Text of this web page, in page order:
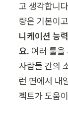
고 생각합니
량은 기본이
니케이션 능
요. 여러 툴을
사람들 간의
런 면에서 내
젝트가 도움